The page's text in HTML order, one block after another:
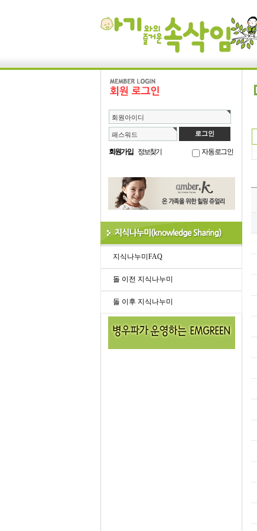
회원아이디
패스워드
회원가입 정보찾기 자동로그인
지식나누미FAQ
돌 이전 지식나누미
돌 이후 지식나누미